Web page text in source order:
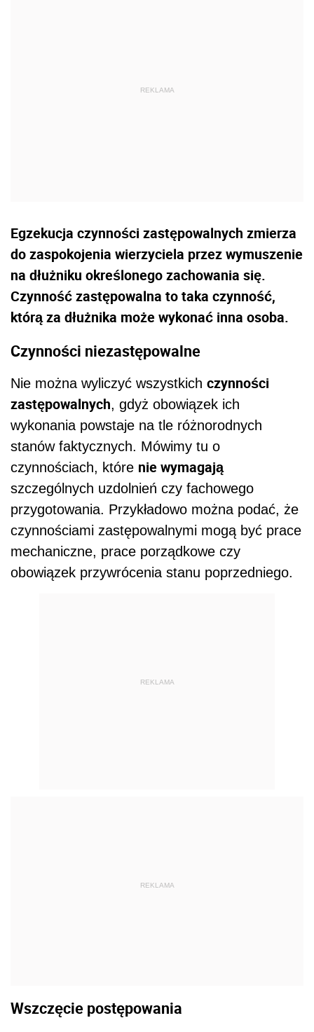
Egzekucja czynności zastępowalnych zmierza
do zaspokojenia wierzyciela przez wymuszenie
na dłużniku określonego zachowania się.
Czynność zastępowalna to taka czynność,
którą za dłużnika może wykonać inna osoba.
Czynności niezastępowalne
Nie można wyliczyć wszystkich czynności
zastępowalnych, gdyż obowiązek ich
wykonania powstaje na tle różnorodnych
stanów faktycznych. Mówimy tu o
czynnościach, które nie wymagają
szczególnych uzdolnień czy fachowego
przygotowania. Przykładowo można podać, że
czynnościami zastępowalnymi mogą być prace
mechaniczne, prace porządkowe czy
obowiązek przywrócenia stanu poprzedniego.
REKLAMA
REKLAMA
Wszczęcie postępowania